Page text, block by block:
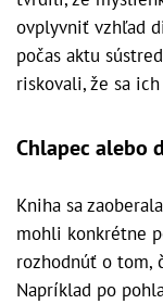
ovplyvniť vzhľad
počas aktu
riskovali, že sa
Chlapec alebo
Kniha sa
mohli konkrétne
rozhodnúť o tom,
Napríklad po